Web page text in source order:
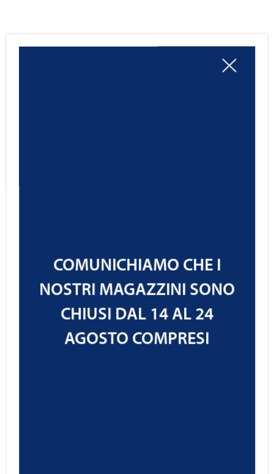
COMUNICHIAMO CHE I
NOSTRI MAGAZZINI SONO
CHIUSI DAL 14 AL 24
AGOSTO COMPRESI